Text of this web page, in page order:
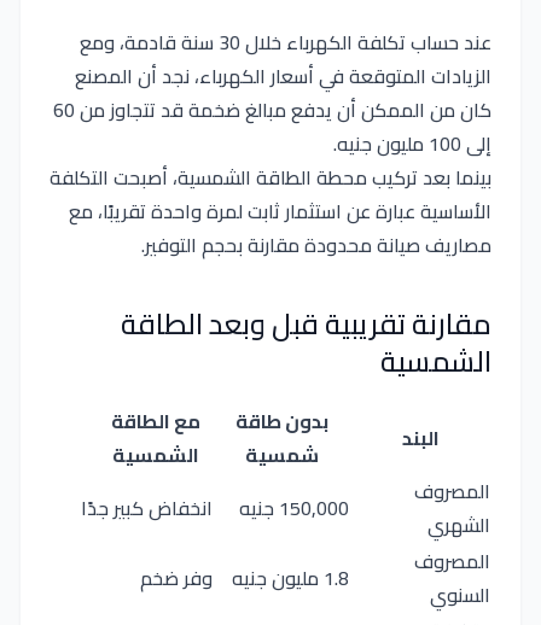
عند حساب تكلفة الكهرباء خلال 30 سنة قادمة، ومع
الزيادات المتوقعة في أسعار الكهرباء، نجد أن المصنع
كان من الممكن أن يدفع مبالغ ضخمة قد تتجاوز من 60
إلى 100 مليون جنيه.
بينما بعد تركيب محطة الطاقة الشمسية، أصبحت التكلفة
الأساسية عبارة عن استثمار ثابت لمرة واحدة تقريبًا، مع
مصاريف صيانة محدودة مقارنة بحجم التوفير.
مقارنة تقريبية قبل وبعد الطاقة
الشمسية
البند
بدون طاقة
شمسية
مع الطاقة
الشمسية
المصروف
الشهري
150,000 جنيه
انخفاض كبير جدًا
المصروف
السنوي
1.8 مليون جنيه
وفر ضخم